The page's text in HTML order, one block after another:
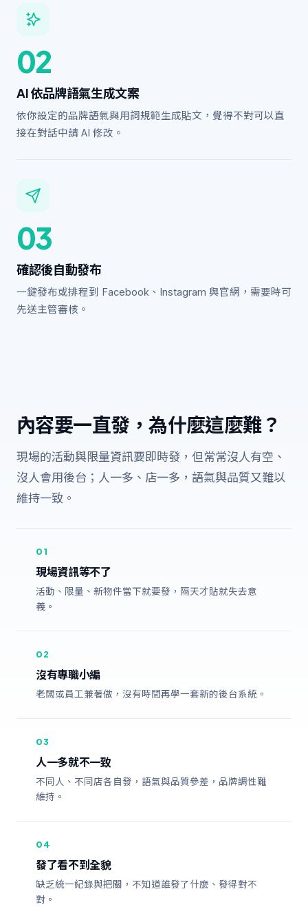
02
AI 依品牌語氣生成文案
依你設定的品牌語氣與用詞規範生成貼文，覺得不對可以直
接在對話中請 AI 修改。
03
確認後自動發布
一鍵發布或排程到 Facebook、Instagram 與官網，需要時可
先送主管審核。
內容要一直發，為什麼這麼難？
現場的活動與限量資訊要即時發，但常常沒人有空、
沒人會用後台；人一多、店一多，語氣與品質又難以
維持一致。
01
現場資訊等不了
活動、限量、新物件當下就要發，隔天才貼就失去意
義。
02
沒有專職小編
老闆或員工兼著做，沒有時間再學一套新的後台系統。
03
人一多就不一致
不同人、不同店各自發，語氣與品質參差，品牌調性難
維持。
04
發了看不到全貌
缺乏統一紀錄與把關，不知道誰發了什麼、發得對不
對。